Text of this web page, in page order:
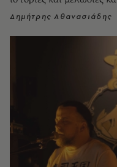
Δημήτρης Αθανασιάδης